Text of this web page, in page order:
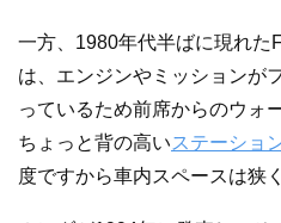
一方、1980年代半ばに現れた
は、エンジンやミッションが
っているため前席からのウォ
ちょっと背の高いステーショ
度ですから車内スペースは狭